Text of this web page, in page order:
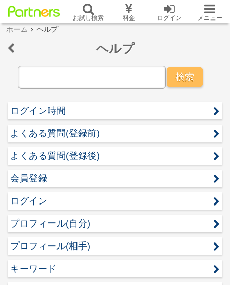
お試し検索 料金 ログイン メニュー
ホーム ヘルプ
ヘルプ
検索
ログイン時間
よくある質問(登録前)
よくある質問(登録後)
会員登録
ログイン
プロフィール(自分)
プロフィール(相手)
キーワード